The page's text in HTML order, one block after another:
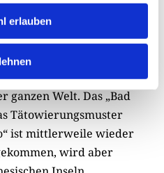
erlauben
in eine tiefe
er stirbt.
Tattoo-Shops verbreiten
Ethnologen Karl von
ganzen Welt. Das „Bad
Tätowierungsmuster
ist mittlerweile wieder
wird aber